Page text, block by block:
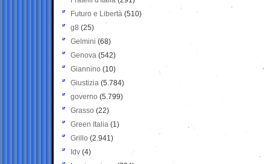
Futuro e Libertà (510)
g8 (25)
Gelmini (68)
Genova (542)
Giannino (10)
Giustizia (5.784)
governo (5.799)
Grasso (22)
Green Italia (1)
Grillo (2.941)
Idv (4)